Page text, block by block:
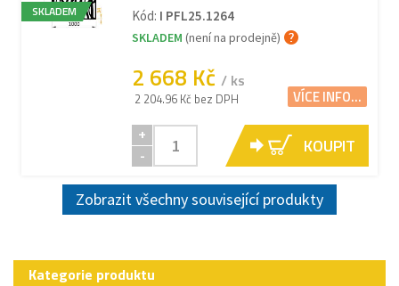
SKLADEM Kód: I PFL25.1264
SKLADEM (není na prodejně)
2 668 Kč / ks
2 204.96 Kč bez DPH VÍCE INFO...
+
-
KOUPIT
Zobrazit všechny související produkty
Kategorie produktu